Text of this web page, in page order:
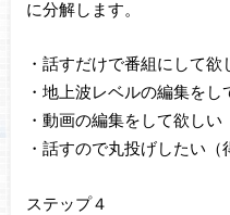
に分解します。
・話すだけで番組にして欲
・地上波レベルの編集をし
・動画の編集をして欲しい
・話すので丸投げしたい（
ステップ４